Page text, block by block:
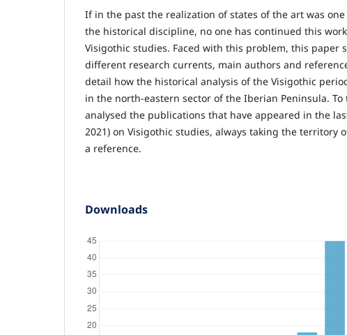
If in the past the realization of states of the art was
the historical discipline, no one has continued this
Visigothic studies. Faced with this problem, this paper
different research currents, main authors and
detail how the historical analysis of the Visigothic
in the north-eastern sector of the Iberian Peninsula. To
analysed the publications that have appeared in the
2021) on Visigothic studies, always taking the territory
a reference.
Downloads